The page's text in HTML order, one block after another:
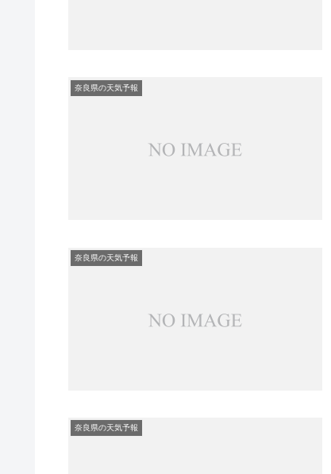
奈良県の天気予報
奈良県の天気予報
奈良県の天気予報